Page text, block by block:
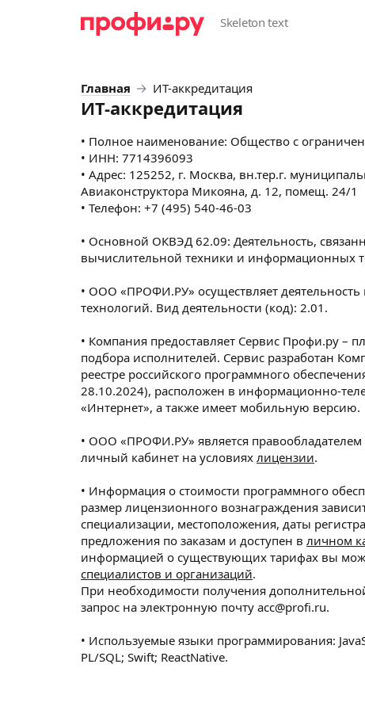
Главная ИТ-аккредитация
ИТ-аккредитация
• Полное наименование: Общество с
• ИНН: 7714396093
• Адрес: 125252, г. Москва, вн.тер.г.
Авиаконструктора Микояна, д. 12, помещ. 24/1
• Телефон: +7 (495) 540-46-03
• Основной ОКВЭД 62.09: Деятельность,
вычислительной техники и информационных
• ООО «ПРОФИ.РУ» осуществляет
технологий. Вид деятельности (код): 2.01.
• Компания предоставляет Сервис Профи.ру –
подбора исполнителей. Сервис разработан
реестре российского программного
28.10.2024), расположен в информационно-
«Интернет», а также имеет мобильную версию.
• ООО «ПРОФИ.РУ» является правообладателем
личный кабинет на условиях лицензии.
• Информация о стоимости программного
размер лицензионного вознаграждения
специализации, местоположения, даты
предложения по заказам и доступен в личном
информацией о существующих тарифах вы
специалистов и организаций.
При необходимости получения
запрос на электронную почту acc@profi.ru.
• Используемые языки программирования:
PL/SQL; Swift; ReactNative.